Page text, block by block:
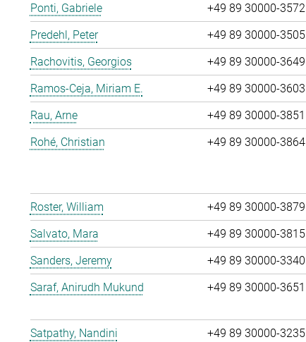
Ponti, Gabriele
+49 89 30000-3572
Predehl, Peter
+49 89 30000-3505
Rachovitis, Georgios
+49 89 30000-3649
Ramos-Ceja, Miriam E.
+49 89 30000-3603
Rau, Arne
+49 89 30000-3851
Rohé, Christian
+49 89 30000-3864
Roster, William
+49 89 30000-3879
Salvato, Mara
+49 89 30000-3815
Sanders, Jeremy
+49 89 30000-3340
Saraf, Anirudh Mukund
+49 89 30000-3651
Satpathy, Nandini
+49 89 30000-3235